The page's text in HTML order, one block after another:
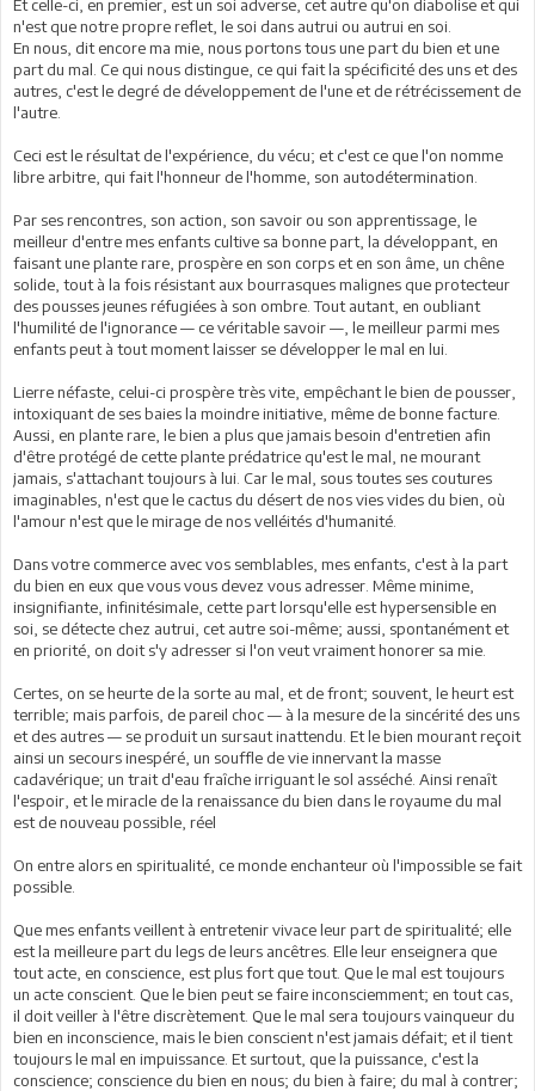
Et celle-ci, en premier, est un soi adverse, cet autre qu'on diabolise et qui
n'est que notre propre reflet, le soi dans autrui ou autrui en soi.
En nous, dit encore ma mie, nous portons tous une part du bien et une
part du mal. Ce qui nous distingue, ce qui fait la spécificité des uns et des
autres, c'est le degré de développement de l'une et de rétrécissement de
l'autre.
Ceci est le résultat de l'expérience, du vécu; et c'est ce que l'on nomme
libre arbitre, qui fait l'honneur de l'homme, son autodétermination.
Par ses rencontres, son action, son savoir ou son apprentissage, le
meilleur d'entre mes enfants cultive sa bonne part, la développant, en
faisant une plante rare, prospère en son corps et en son âme, un chêne
solide, tout à la fois résistant aux bourrasques malignes que protecteur
des pousses jeunes réfugiées à son ombre. Tout autant, en oubliant
l'humilité de l'ignorance — ce véritable savoir —, le meilleur parmi mes
enfants peut à tout moment laisser se développer le mal en lui.
Lierre néfaste, celui-ci prospère très vite, empêchant le bien de pousser,
intoxiquant de ses baies la moindre initiative, même de bonne facture.
Aussi, en plante rare, le bien a plus que jamais besoin d'entretien afin
d'être protégé de cette plante prédatrice qu'est le mal, ne mourant
jamais, s'attachant toujours à lui. Car le mal, sous toutes ses coutures
imaginables, n'est que le cactus du désert de nos vies vides du bien, où
l'amour n'est que le mirage de nos velléités d'humanité.
Dans votre commerce avec vos semblables, mes enfants, c'est à la part
du bien en eux que vous vous devez vous adresser. Même minime,
insignifiante, infinitésimale, cette part lorsqu'elle est hypersensible en
soi, se détecte chez autrui, cet autre soi-même; aussi, spontanément et
en priorité, on doit s'y adresser si l'on veut vraiment honorer sa mie.
Certes, on se heurte de la sorte au mal, et de front; souvent, le heurt est
terrible; mais parfois, de pareil choc — à la mesure de la sincérité des uns
et des autres — se produit un sursaut inattendu. Et le bien mourant reçoit
ainsi un secours inespéré, un souffle de vie innervant la masse
cadavérique; un trait d'eau fraîche irriguant le sol asséché. Ainsi renaît
l'espoir, et le miracle de la renaissance du bien dans le royaume du mal
est de nouveau possible, réel
On entre alors en spiritualité, ce monde enchanteur où l'impossible se fait
possible.
Que mes enfants veillent à entretenir vivace leur part de spiritualité; elle
est la meilleure part du legs de leurs ancêtres. Elle leur enseignera que
tout acte, en conscience, est plus fort que tout. Que le mal est toujours
un acte conscient. Que le bien peut se faire inconsciemment; en tout cas,
il doit veiller à l'être discrètement. Que le mal sera toujours vainqueur du
bien en inconscience, mais le bien conscient n'est jamais défait; et il tient
toujours le mal en impuissance. Et surtout, que la puissance, c'est la
conscience; conscience du bien en nous; du bien à faire; du mal à contrer;